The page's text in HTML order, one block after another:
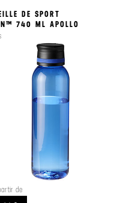
DE SPORT
740 ML APOLLO
de